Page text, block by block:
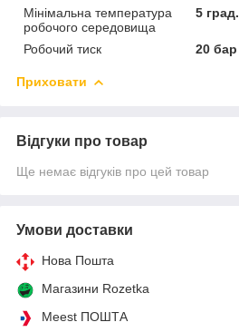
Мінімальна температура
робочого середовища
5 град.
Робочий тиск 20 бар
Приховати
Відгуки про товар
Ще немає відгуків про цей товар
Умови доставки
Нова Пошта
Магазини Rozetka
Meest ПОШТА